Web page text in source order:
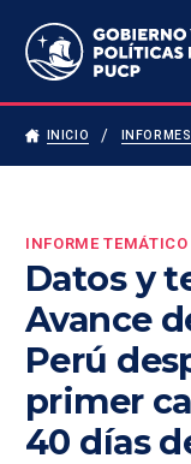
Escuela de
Políticas
INICIO
INFORME TEMÁTICO
Datos y
Avance
Perú
primer
40 días